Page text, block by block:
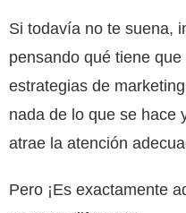
Si todavía no te suena,
pensando qué tiene
estrategias de
nada de lo que se hace
atrae la atención
Pero ¡Es exactamente